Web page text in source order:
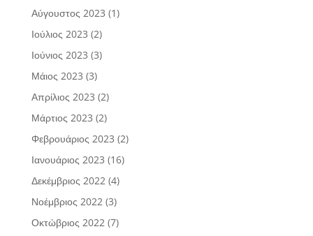
Αύγουστος 2023 (1)
Ιούλιος 2023 (2)
Ιούνιος 2023 (3)
Μάιος 2023 (3)
Απρίλιος 2023 (2)
Μάρτιος 2023 (2)
Φεβρουάριος 2023 (2)
Ιανουάριος 2023 (16)
Δεκέμβριος 2022(4)
Νοέμβριος 2022(3)
Οκτώβριος 2022(7)